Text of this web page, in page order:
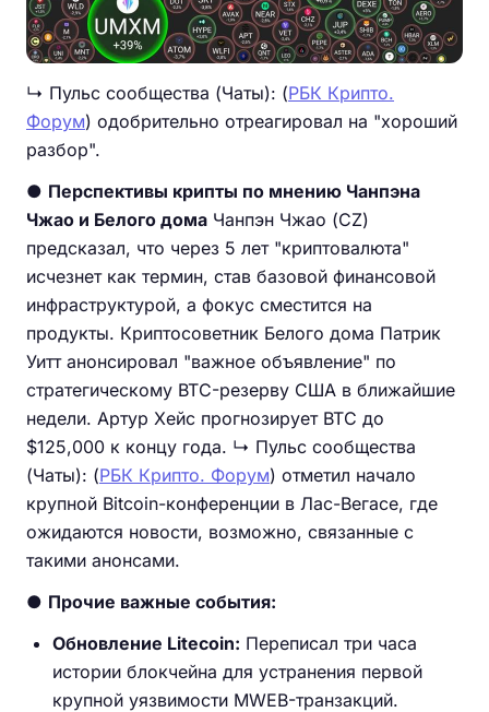
↳ Пульс сообщества (Чаты): (РБК Крипто.
Форум) одобрительно отреагировал на "хороший
разбор".
● Перспективы крипты по мнению Чанпэна
Чжао и Белого дома Чанпэн Чжао (CZ)
предсказал, что через 5 лет "криптовалюта"
исчезнет как термин, став базовой финансовой
инфраструктурой, а фокус сместится на
продукты. Криптосоветник Белого дома Патрик
Уитт анонсировал "важное объявление" по
стратегическому BTC-резерву США в ближайшие
недели. Артур Хейс прогнозирует BTC до
$125,000 к концу года. ↳ Пульс сообщества
(Чаты): (РБК Крипто. Форум) отметил начало
крупной Bitcoin-конференции в Лас-Вегасе, где
ожидаются новости, возможно, связанные с
такими анонсами.
● Прочие важные события:
Обновление Litecoin: Переписал три часа
истории блокчейна для устранения первой
крупной уязвимости MWEB-транзакций.